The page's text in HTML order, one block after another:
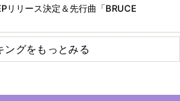
リース決定＆先行曲「BRUCE
ングをもっとみる